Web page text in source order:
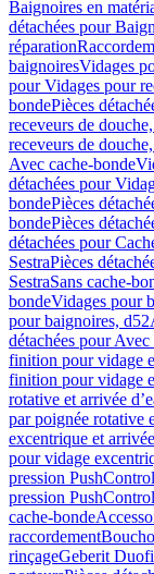
Baignoires en
détachées pour
réparation
baignoiresVidages
pour Vidages pour
bondePièces
receveurs de
receveurs de
Avec cache-bonde
détachées pour
bondePièces
bondePièces
détachées pour
SestraPièces
SestraSans cache-
bondeVidages pour
pour baignoires, d52
détachées pour
finition pour vidage
finition pour vidage
rotative et arrivée
par poignée rotative
excentrique et
pour vidage
pression PushControl
pression PushControl
cache-bonde
raccordement
rinçageGeberit